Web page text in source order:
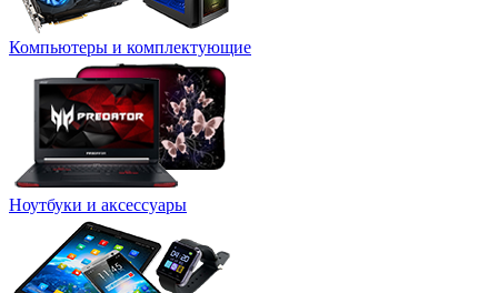
Компьютеры и комплектующие
Ноутбуки и аксессуары